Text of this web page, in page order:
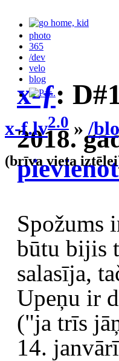
photo
365
/dev
velo
blog
x-f.lv2.0 » /
(brīva vieta
x-ƒ:
2018.
Spožums
būtu bijis
salasīja,
Upeņu ir
("ja trīs
14.